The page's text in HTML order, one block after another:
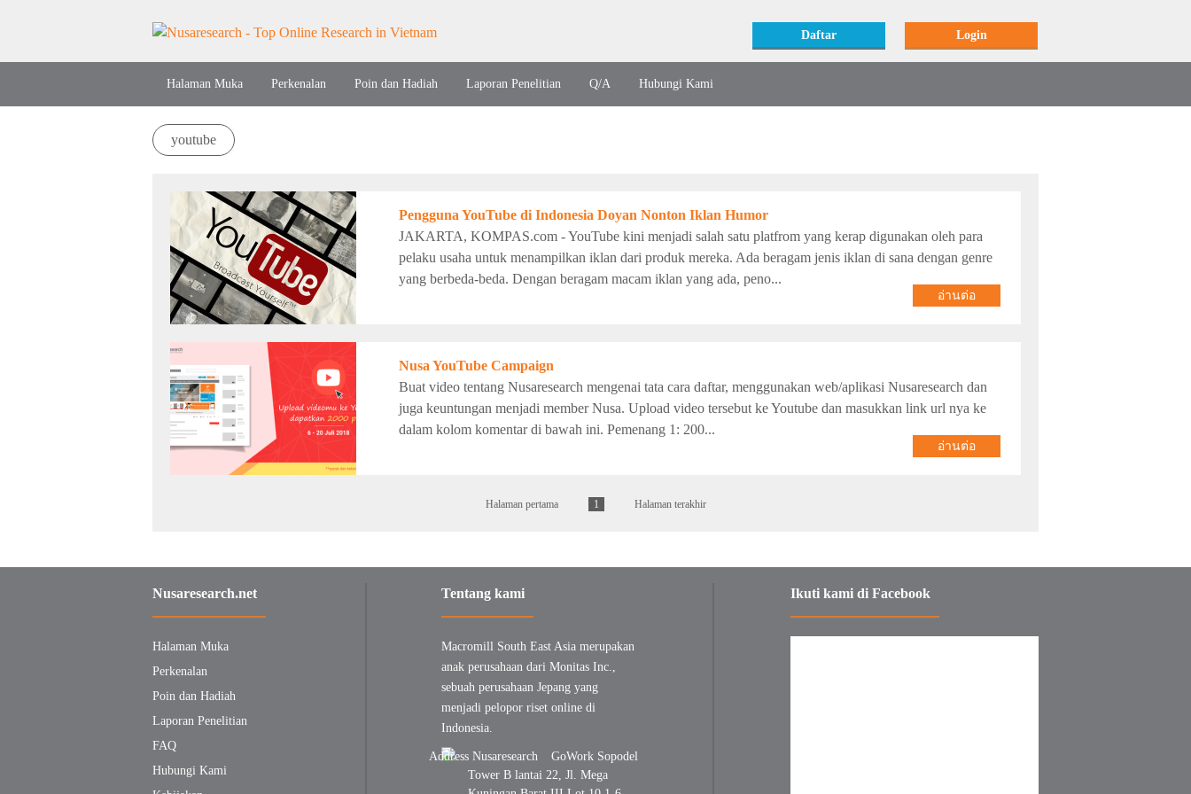
Daftar Login
Halaman Muka Perkenalan Poin dan Hadiah Laporan Penelitian Q/A Hubungi Kami
youtube
Pengguna YouTube di Indonesia Doyan Nonton Iklan Humor
JAKARTA, KOMPAS.com - YouTube kini menjadi salah satu platfrom yang kerap digunakan oleh para
pelaku usaha untuk menampilkan iklan dari produk mereka. Ada beragam jenis iklan di sana dengan genre
yang berbeda-beda. Dengan beragam macam iklan yang ada, peno...
อ่านต่อ
Nusa YouTube Campaign
Buat video tentang Nusaresearch mengenai tata cara daftar, menggunakan web/aplikasi Nusaresearch dan
juga keuntungan menjadi member Nusa. Upload video tersebut ke Youtube dan masukkan link url nya ke
dalam kolom komentar di bawah ini. Pemenang 1: 200...
อ่านต่อ
Halaman pertama 1 Halaman terakhir
Nusaresearch.net
Halaman Muka
Perkenalan
Poin dan Hadiah
Laporan Penelitian
FAQ
Hubungi Kami
Tentang kami
Macromill South East Asia merupakan
anak perusahaan dari Monitas Inc.,
sebuah perusahaan Jepang yang
menjadi pelopor riset online di
Indonesia.
GoWork Sopodel
Tower B lantai 22, Jl. Mega
Ikuti kami di Facebook